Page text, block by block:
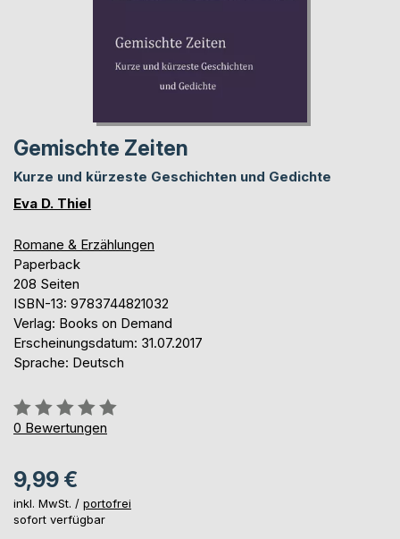
Gemischte Zeiten
Kurze und kürzeste Geschichten und Gedichte
Eva D. Thiel
Romane & Erzählungen
Paperback
208 Seiten
ISBN-13: 9783744821032
Verlag: Books on Demand
Erscheinungsdatum: 31.07.2017
Sprache: Deutsch
Bewertung::
0%
0 Bewertungen
9,99 €
inkl. MwSt. / portofrei
sofort verfügbar